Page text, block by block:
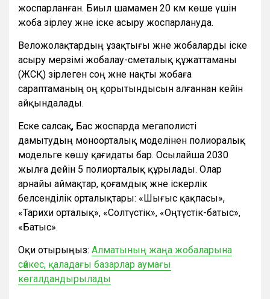
жоспарланған. Биыл шамамен 20 км көше үшін
жоба әзірлеу және іске асыру жоспарлануда.
Веложолақтардың ұзақтығы және жобаларды іске
асыру мерзімі жобалау-сметалық құжаттаманы
(ЖСҚ) әзірлеген соң және нақты жобаға
сараптаманың оң қорытындысын алғаннан кейін
айқындалады.
Еске салсақ, Бас жоспарда мегаполисті
дамытудың моноорталық моделінен полиоралық
модельге көшу қағидаты бар. Осылайша 2030
жылға дейін 5 полиорталық құрылады. Олар
арнайы аймақтар, қоғамдық және іскерлік
белсенділік орталықтары: «Шығыс қақпасы»,
«Тарихи орталық», «Солтүстік», «Оңтүстік-батыс»,
«Батыс».
Оқи отырыңыз: Алматының жаңа жобаларына
сәйкес, қаладағы базарлар аумағы
көгалдандырылады